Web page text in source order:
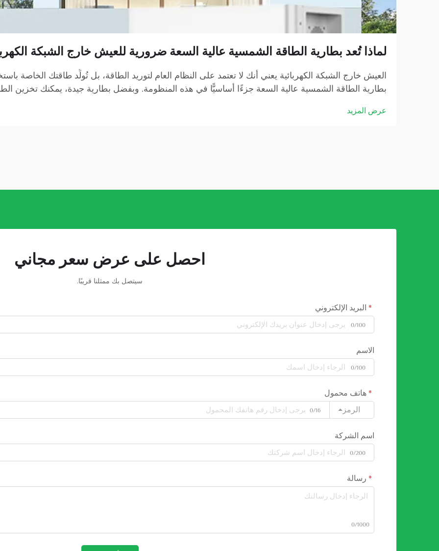
لماذا تُعد بطارية الطاقة الشمسية عالية السعة ضرورية للعيش خارج الشبكة
العيش خارج الشبكة الكهربائية يعني أنك لا تعتمد على النظام العام لتوريد الطاقة، بل تُولِّد طاقتك الخاصة
بطارية الطاقة الشمسية عالية السعة جزءًا أساسيًّا في هذه المنظومة. وبفضل بطارية جيدة، يمكنك تخزين
عرض المزيد
احصل على عرض سعر مجاني
سيتصل بك ممثلنا قريبًا.
البريد الإلكتروني
0/100
الاسم
0/100
هاتف محمول
الرمز
0/16
اسم الشركة
0/200
رسالة
0/1000